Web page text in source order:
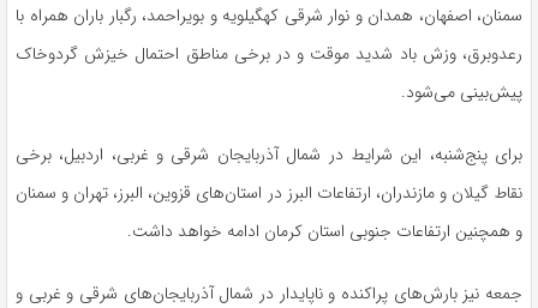
سمنان، اصفهان، همدان و نوار شرقی کهگیلویه و بویراحمد، رگبار باران همراه با
رعدوبرق، وزش باد شدید موقت و در برخی مناطق احتمال خیزش گردوخاک
پیش‌بینی می‌شود.
برای پنج‌شنبه، این شرایط در شمال آذربایجان شرقی و غربی، اردبیل، برخی
نقاط گیلان و مازندران، ارتفاعات البرز در استان‌های قزوین، البرز، تهران و سمنان
و همچنین ارتفاعات جنوبی استان کرمان ادامه خواهد داشت.
جمعه نیز بارش‌های پراکنده و ناپایدار در شمال آذربایجان‌های شرقی و غربی و